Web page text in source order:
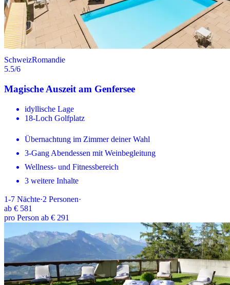
SchweizRomandie
5.5/6
Magische Auszeit am Genfersee
idyllische Lage
18-Loch Golfplatz
Übernachtung im Zimmer deiner Wahl
3-Gang Abendessen mit Weinbegleitung
Wellness- und Fitnessbereich
3 weitere Inhalte
1-7 Nächte·2 Personen·
ab € 581
pro Person ab € 291